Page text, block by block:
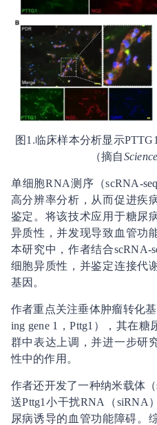
图1.临床样本分析显示
（摘自
单细胞RNA测序（scRNA-
高分辨率分析，从而促进疾
鉴定。将该技术应用于糖尿
异质性，并发现导致血管功
本研究中，作者结合scRNA-
细胞异质性，并鉴定连接代
基因。
作者重点关注垂体肿瘤转化基
ing gene 1，Pttg1），其在
群中表达上调，并进一步研
性中的作用。
作者还开发了一种纳米载体
送Pttg1小干扰RNA（siRNA
尿病诱导的血管功能障碍。